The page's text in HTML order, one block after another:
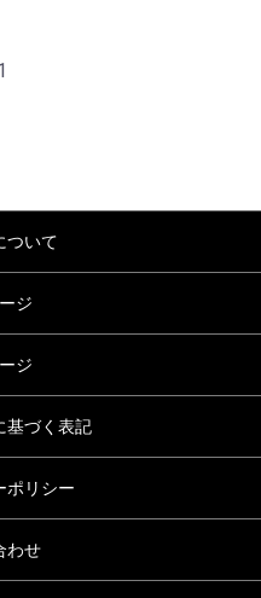
ついて
ジ
ジ
基づく表記
ポリシー
わせ